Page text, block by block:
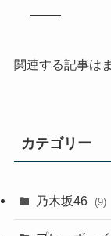
関連する記事は
カテゴリー
乃木坂46 (9)